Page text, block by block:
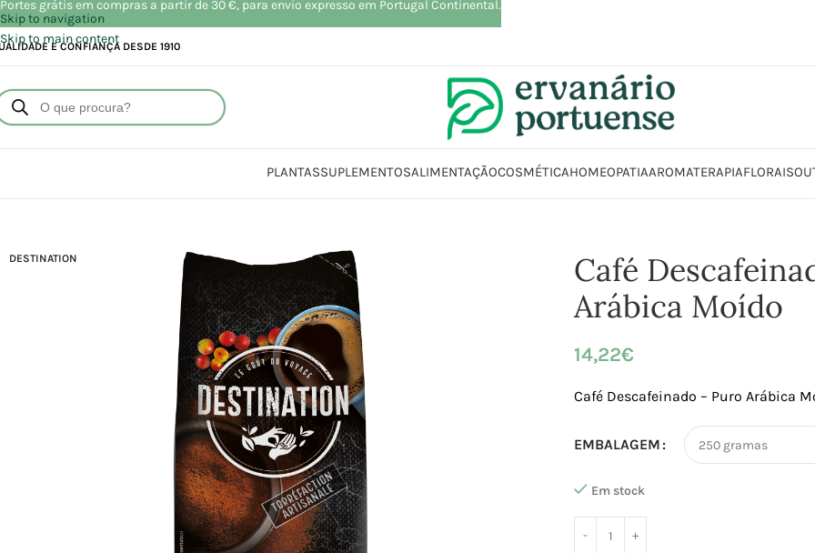
Skip to navigation
Skip to main content
E CONFIANÇA DESDE 1910
PLANTASSUPLEMENTOSALIMENTAÇÃOCOSMÉTICAHOMEOPATIAAROMATERAPIAFLORAIS
DESTINATION
Café
Arábica Moído
14,22€
Café Descafeinado – Puro Arábica
EMBALAGEM
Em stock
Portes grátis em compras a partir de 30 €, para envio expresso em Portugal Continental.